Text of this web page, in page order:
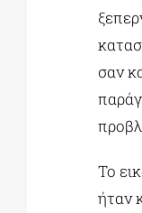
σαν
Το
ήταν